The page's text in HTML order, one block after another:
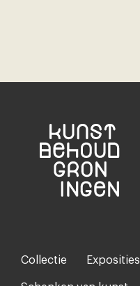
Footer-
menu
Collectie Exposities